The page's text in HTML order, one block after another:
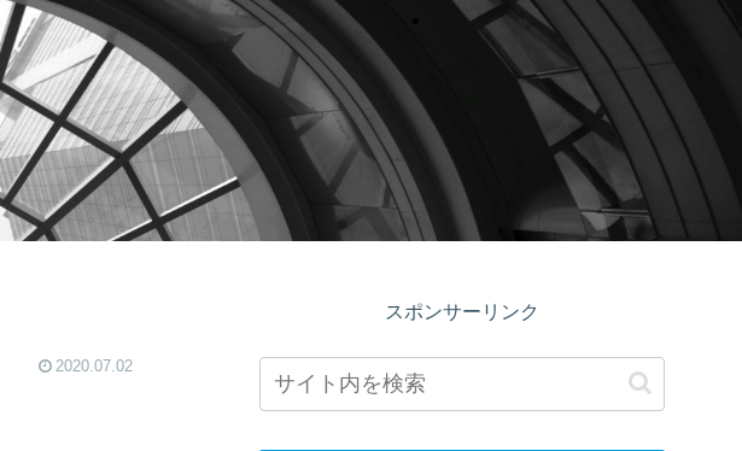
2020.07.02
スポンサーリンク